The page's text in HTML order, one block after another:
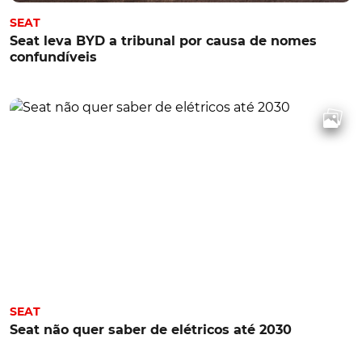
SEAT
Seat leva BYD a tribunal por causa de nomes
confundíveis
SEAT
Seat não quer saber de elétricos até 2030